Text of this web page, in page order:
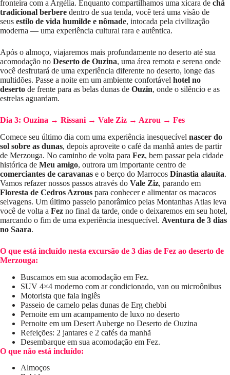
fronteira com a Argélia. Enquanto compartilhamos uma xícara de chá
tradicional berbere dentro de sua tenda, você terá uma visão de
seus estilo de vida humilde e nômade, intocada pela civilização
moderna — uma experiência cultural rara e autêntica.
Após o almoço, viajaremos mais profundamente no deserto até sua
acomodação no Deserto de Ouzina, uma área remota e serena onde
você desfrutará de uma experiência diferente no deserto, longe das
multidões. Passe a noite em um ambiente confortável hotel no
deserto de frente para as belas dunas de Ouzin, onde o silêncio e as
estrelas aguardam.
Dia 3: Ouzina → Rissani → Vale Ziz → Azrou → Fes
Comece seu último dia com uma experiência inesquecível nascer do
sol sobre as dunas, depois aproveite o café da manhã antes de partir
de Merzouga. No caminho de volta para Fez, bem passar pela cidade
histórica de Meu amigo, outrora um importante centro de
comerciantes de caravanas e o berço do Marrocos Dinastia alauíta.
Vamos refazer nossos passos através do Vale Ziz, parando em
Floresta de Cedros Azrous para conhecer e alimentar os macacos
selvagens. Um último passeio panorâmico pelas Montanhas Atlas leva
você de volta a Fez no final da tarde, onde o deixaremos em seu hotel,
marcando o fim de uma experiência inesquecível. Aventura de 3 dias
no Saara.
O que está incluído nesta excursão de 3 dias de Fez ao deserto de
Merzouga:
Buscamos em sua acomodação em Fez.
SUV 4×4 moderno com ar condicionado, van ou microônibus
Motorista que fala inglês
Passeio de camelo pelas dunas de Erg chebbi
Pernoite em um acampamento de luxo no deserto
Pernoite em um Desert Auberge no Deserto de Ouzina
Refeições: 2 jantares e 2 cafés da manhã
Desembarque em sua acomodação em Fez.
O que não está incluído:
Almoços